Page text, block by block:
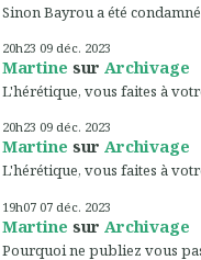
Sinon Bayrou a été
20h23 09 déc. 2023
Martine sur Archivage
L'hérétique, vous faites à
20h23 09 déc. 2023
Martine sur Archivage
L'hérétique, vous faites à
19h07 07 déc. 2023
Martine sur Archivage
Pourquoi ne publiez vous